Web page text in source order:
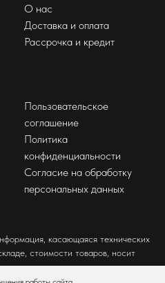
О нас
Доставка и оплата
Рассрочка и кредит
Пользовательское
соглашение
Политика
конфиденциальности
Согласие на обработку
персональных данных
касающаяся технических
стоимости товаров, носит
при каких условиях не является
положениями Статьи 437(2)